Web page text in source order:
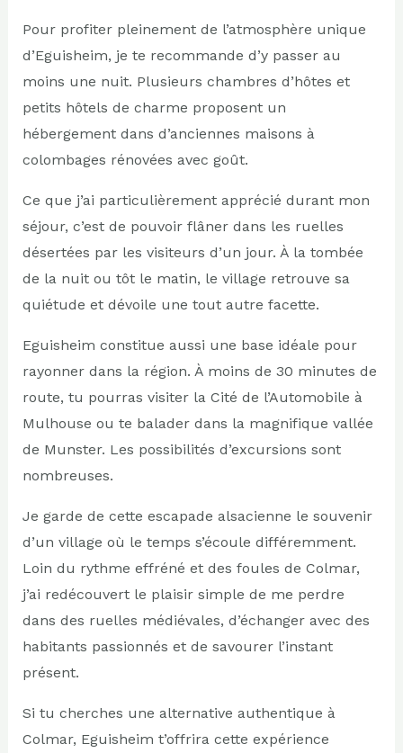
Pour profiter pleinement de l’atmosphère unique
d’Eguisheim, je te recommande d’y passer au
moins une nuit. Plusieurs chambres d’hôtes et
petits hôtels de charme proposent un
hébergement dans d’anciennes maisons à
colombages rénovées avec goût.
Ce que j’ai particulièrement apprécié durant mon
séjour, c’est de pouvoir flâner dans les ruelles
désertées par les visiteurs d’un jour. À la tombée
de la nuit ou tôt le matin, le village retrouve sa
quiétude et dévoile une tout autre facette.
Eguisheim constitue aussi une base idéale pour
rayonner dans la région. À moins de 30 minutes de
route, tu pourras visiter la Cité de l’Automobile à
Mulhouse ou te balader dans la magnifique vallée
de Munster. Les possibilités d’excursions sont
nombreuses.
Je garde de cette escapade alsacienne le souvenir
d’un village où le temps s’écoule différemment.
Loin du rythme effréné et des foules de Colmar,
j’ai redécouvert le plaisir simple de me perdre
dans des ruelles médiévales, d’échanger avec des
habitants passionnés et de savourer l’instant
présent.
Si tu cherches une alternative authentique à
Colmar, Eguisheim t’offrira cette expérience